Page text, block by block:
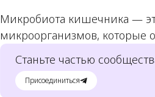
Микробиота кишечника —
микроорганизмов, которые
Станьте частью
Присоединиться